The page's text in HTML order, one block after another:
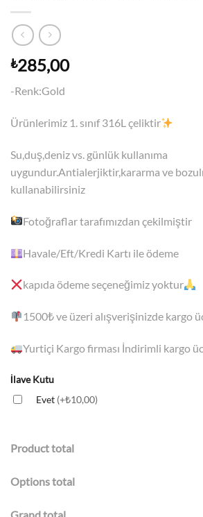
₺285,00
-Renk:Gold
Ürünlerimiz 1. sınıf 316L çeliktir
Su,duş,deniz vs. günlük kullanıma
uygundur.Antialerjiktir,kararma ve
kullanabilirsiniz
Fotoğraflar tarafımızdan çekilmiştir
Havale/Eft/Kredi Kartı ile ödeme
kapıda ödeme seçeneğimiz yoktur
1500₺ ve üzeri alışverişinizde kargo
Yurtiçi Kargo firması İndirimli kargo
İlave Kutu
Evet (+₺10,00)
Product total
Options total
Grand total